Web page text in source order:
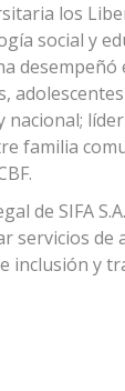
los
social y
familia
de SIFA
servicios
inclusión y